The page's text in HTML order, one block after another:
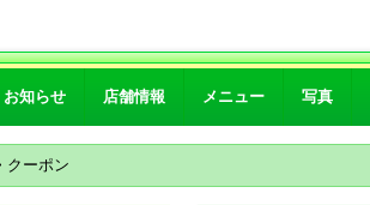
お知らせ 店舗情報 メニュー 写真
クーポン